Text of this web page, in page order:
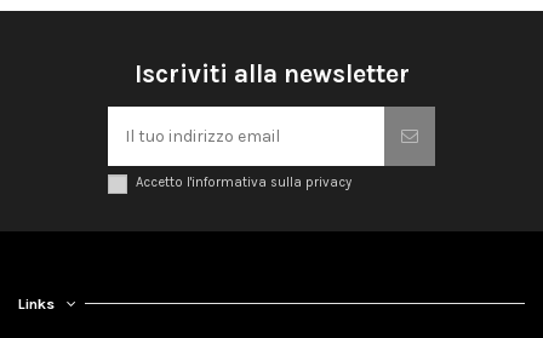
Iscriviti alla newsletter
Accetto l'informativa sulla privacy
Links